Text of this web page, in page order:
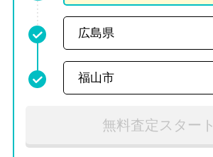
無料査定スタート